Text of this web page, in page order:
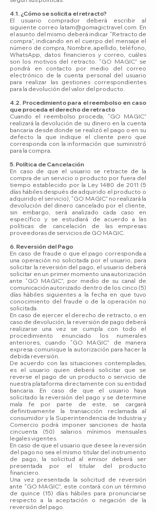
4.1. ¿Cómo se solicita el retracto?
El usuario comprador deberá escribir al
siguiente correo latam@gomagictravel.com. En
el asunto del mismo deberá indicar “Retracto de
compra”, indicando en el cuerpo del mensaje el
número de compra, Nombre, apellido, teléfono,
WhatsApp, datos financieros y correo, cuáles
son los motivos del retracto. “GO MAGIC” se
pondrá en contacto por medio del correo
electrónico de la cuenta personal del usuario
para realizar las gestiones correspondientes
para la devolución del valor del producto.
4.2. Procedimiento para el reembolso en caso
que proceda el derecho de retracto
Cuando el reembolso proceda, “GO MAGIC”
realizará la devolución de su dinero en la cuenta
bancaria desde donde se realizó el pago o en su
defecto la que indique el cliente pero que
corresponda con la información que suministró
para la compra.
5. Política de Cancelación
En caso de que el usuario se retracte de la
compra de un servicio o producto por fuera del
tiempo establecido por la Ley 1480 de 2011 (5
días hábiles después de adquirido el producto o
adquirido el servicio), “GO MAGIC” no realizará la
devolución del dinero cancelado por el cliente,
sin embargo, será analizado cada caso en
específico y se estudiará de acuerdo a las
políticas de cancelación de las empresas
proveedoras de servicios de GO MAGIC.
6. Reversión del Pago
En caso de fraude o que el pago corresponda a
una operación no solicitada por el usuario, para
solicitar la reversión del pago, el usuario deberá
solicitar en un primer momento una autorización
ante “GO MAGIC”, por medio de su canal de
comunicación autorizado dentro de los cinco (5)
días hábiles siguientes a la fecha en que tuvo
conocimiento del fraude o de la operación no
solicitada.
En caso de ejercer el derecho de retracto, o en
caso de devolución, la reversión de pago deberá
realizarse una vez se cumpla con todo el
procedimiento enunciado los numerales
anteriores, cuando “GO MAGIC” de manera
expresa comunique la autorización para hacer la
debida reversión.
De acuerdo con las situaciones contempladas,
es el usuario quien deberá solicitar que se
reverse el pago de un producto o servicio de
nuestra plataforma directamente con su entidad
bancaria. En caso de que el usuario haya
solicitado la reversión del pago y se determine
mala fe por parte de este, se cargará
definitivamente la transacción reclamada al
consumidor y la Superintendencia de Industria y
Comercio podrá imponer sanciones de hasta
cincuenta (50) salarios mínimos mensuales
legales vigentes.
En caso de que el usuario que desee la reversión
del pago no sea el mismo titular del instrumento
de pago, la solicitud al emisor deberá ser
presentada por el titular del producto
financiero.
Una vez presentada la solicitud de reversión
ante “GO MAGIC”, este contará con un término
de quince (15) días hábiles para pronunciarse
respecto a la aceptación o negación de la
reversión del pago.